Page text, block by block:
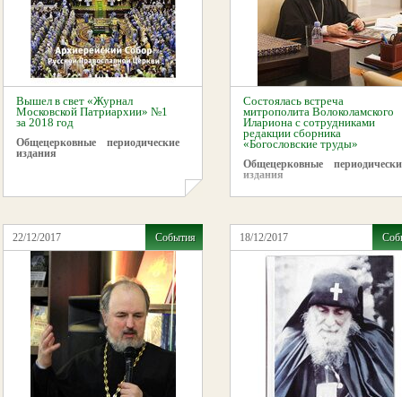
Вышел в свет «Журнал
Московской Патриархии» №1
за 2018 год
Общецерковные периодические
издания
Состоялась встреча
митрополита Волоколамского
Илариона с сотрудниками
редакции сборника
«Богословские труды»
Общецерковные
издания
22/12/2017 События 18/12/2017